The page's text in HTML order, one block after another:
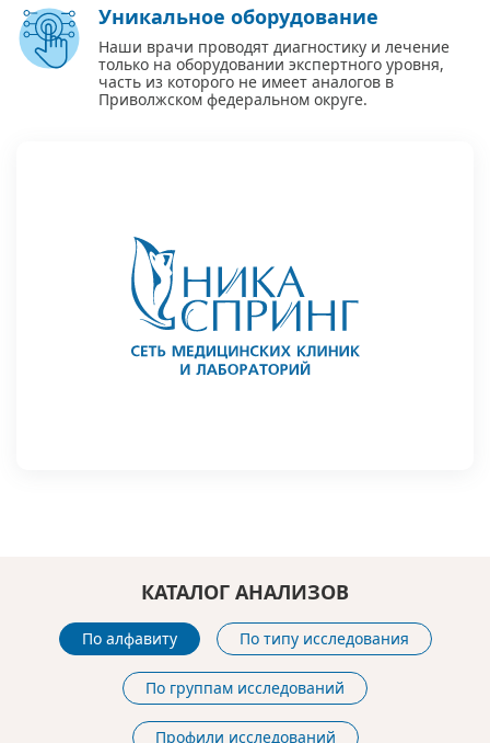
Уникальное оборудование
Наши врачи проводят диагностику и лечение
только на оборудовании экспертного уровня,
часть из которого не имеет аналогов в
Приволжском федеральном округе.
КАТАЛОГ АНАЛИЗОВ
По алфавиту По типу исследования
По группам исследований
Профили исследований